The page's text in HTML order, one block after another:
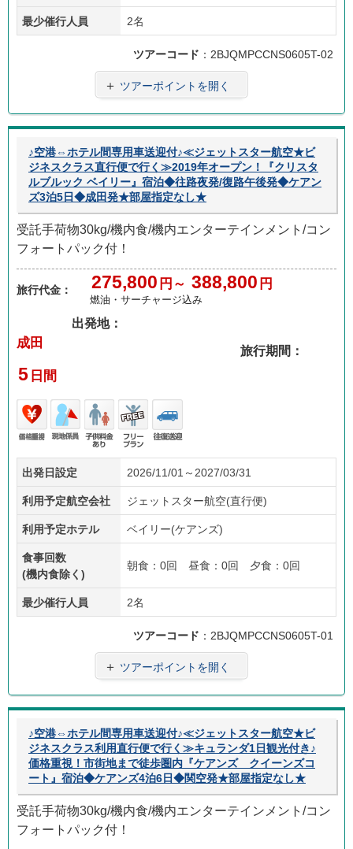
最少催行人員 2名
ツアーコード ：2BJQMPCCNS0605T-02
＋ ツアーポイントを開く
♪空港⇔ホテル間専用車送迎付♪≪ジェットスター航空★ビ
ジネスクラス直行便で行く≫2019年オープン！『クリスタ
ルブルック ベイリー』宿泊◆往路夜発/復路午後発◆ケアン
ズ3泊5日◆成田発★部屋指定なし★
受託手荷物30kg/機内食/機内エンターテインメント/コン
フォートパック付！
旅行代金： 275,800 円～ 388,800 円
燃油・サーチャージ込み
出発地：
成田
旅行期間：
5 日間
価格
重視
現地
係員
子供
あり
フリ
ープ
ラン
往復
送迎
出発日設定 2026/11/01～2027/03/31
利用予定航空会社 ジェットスター航空(直行便)
利用予定ホテル ベイリー(ケアンズ)
食事回数
(機内食除く)
朝食：0回 昼食：0回 夕食：0回
最少催行人員 2名
ツアーコード ：2BJQMPCCNS0605T-01
＋ ツアーポイントを開く
♪空港⇔ホテル間専用車送迎付♪≪ジェットスター航空★ビ
ジネスクラス利用直行便で行く≫キュランダ1日観光付き♪
価格重視！市街地まで徒歩圏内『ケアンズ クイーンズコ
ート』宿泊◆ケアンズ4泊6日◆関空発★部屋指定なし★
受託手荷物30kg/機内食/機内エンターテインメント/コン
フォートパック付！